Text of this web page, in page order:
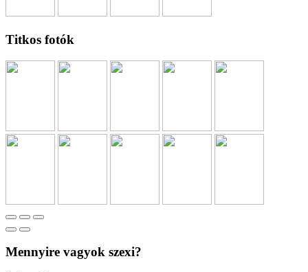
Titkos fotók
Mennyire vagyok szexi?